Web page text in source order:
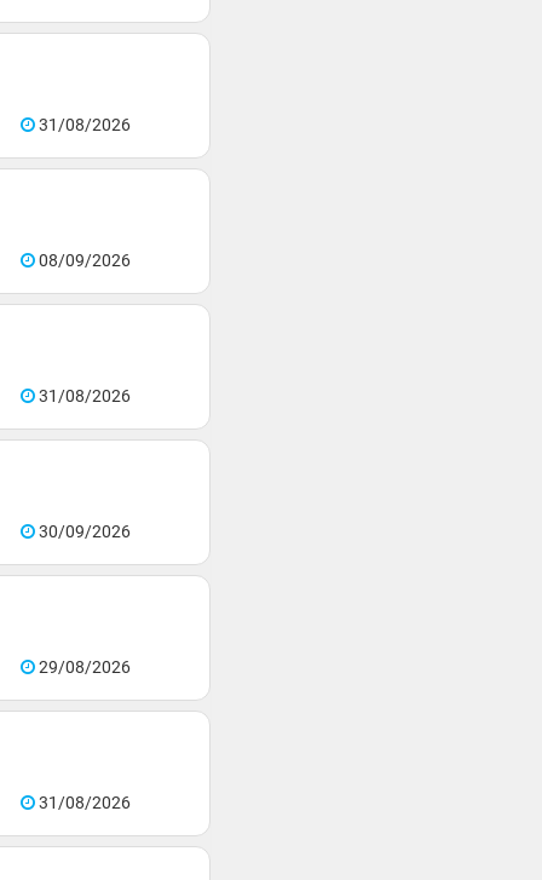
31/08/2026
08/09/2026
31/08/2026
30/09/2026
29/08/2026
31/08/2026